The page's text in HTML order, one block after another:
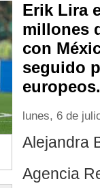
Erik Lira
millones
con
seguido
europeos.
lunes, 6 de
Alejandra
Agencia